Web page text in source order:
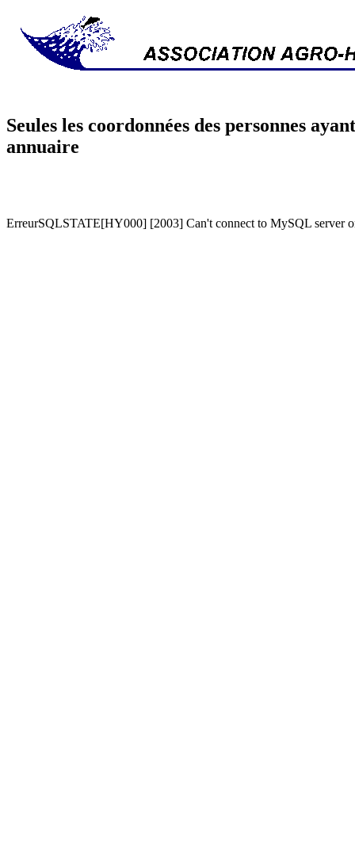
Seules les coordonnées des personnes
annuaire
ErreurSQLSTATE[HY000] [2003] Can't connect to MySQL server